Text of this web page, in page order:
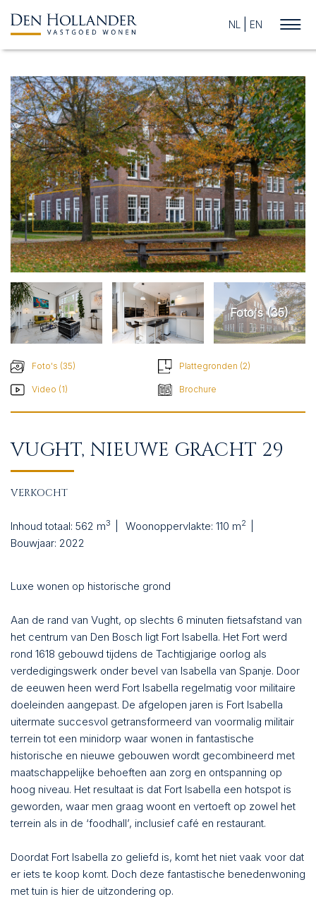
HOME
AANBOD
WAT DOEN WIJ?
SUCCESVOL VERKOCHT
WIE ZIJN WIJ?
CONTACT
NL EN
Foto's (35) Plattegronden (2)
Video (1) Brochure
VUGHT, NIEUWE GRACHT 29
VERKOCHT
Inhoud totaal: 562 m3 Woonoppervlakte: 110 m2
Bouwjaar: 2022
Luxe wonen op historische grond
Aan de rand van Vught, op slechts 6 minuten fietsafstand van
het centrum van Den Bosch ligt Fort Isabella. Het Fort werd
rond 1618 gebouwd tijdens de Tachtigjarige oorlog als
verdedigingswerk onder bevel van Isabella van Spanje. Door
de eeuwen heen werd Fort Isabella regelmatig voor militaire
doeleinden aangepast. De afgelopen jaren is Fort Isabella
uitermate succesvol getransformeerd van voormalig militair
terrein tot een minidorp waar wonen in fantastische
historische en nieuwe gebouwen wordt gecombineerd met
maatschappelijke behoeften aan zorg en ontspanning op
hoog niveau. Het resultaat is dat Fort Isabella een hotspot is
geworden, waar men graag woont en vertoeft op zowel het
terrein als in de ‘foodhall’, inclusief café en restaurant.
Doordat Fort Isabella zo geliefd is, komt het niet vaak voor dat
er iets te koop komt. Doch deze fantastische benedenwoning
met tuin is hier de uitzondering op.